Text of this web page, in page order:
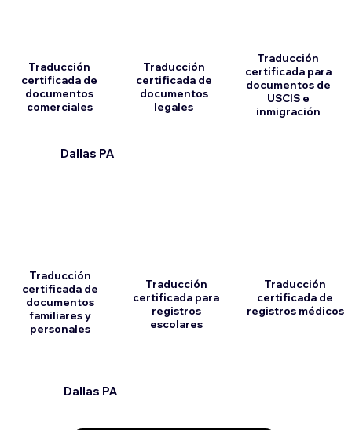
Dallas PA
Traducción
certificada de
documentos
comerciales
Traducción
certificada de
documentos
familiares y
personales
Traducción
certificada de
documentos
legales
Traducción
certificada para
registros
escolares
Dallas PA
Traducción
certificada para
documentos de
USCIS e
inmigración
Traducción
certificada de
registros médicos